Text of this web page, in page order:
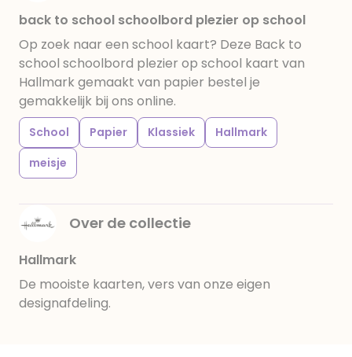
back to school schoolbord plezier op school
Op zoek naar een school kaart? Deze Back to
school schoolbord plezier op school kaart van
Hallmark gemaakt van papier bestel je
gemakkelijk bij ons online.
School Papier Klassiek
Hallmark
meisje
Over de collectie
Hallmark
De mooiste kaarten, vers van onze eigen
designafdeling.